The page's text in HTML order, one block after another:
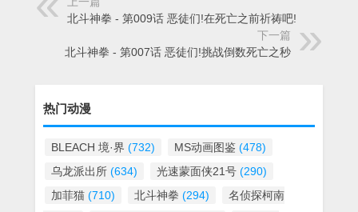
北斗神拳 - 第009话 恶徒们!在死亡之前祈祷吧!
下一篇
北斗神拳 - 第007话 恶徒们!挑战倒数死亡之秒
热门动漫
BLEACH 境·界 (732) MS动画图鉴 (478)
乌龙派出所 (634) 光速蒙面侠21号 (290)
加菲猫 (710) 北斗神拳 (294)
名侦探柯南